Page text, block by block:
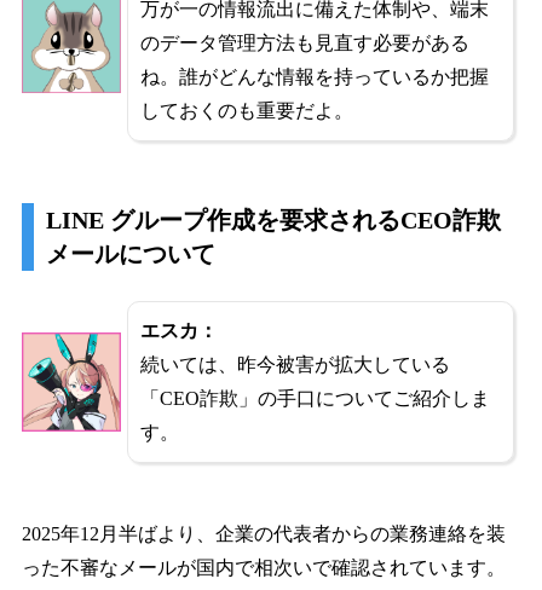
万が一の情報流出に備えた体制や、端末
のデータ管理方法も見直す必要がある
ね。誰がどんな情報を持っているか把握
しておくのも重要だよ。
LINE グループ作成を要求されるCEO詐欺
メールについて
エスカ：
続いては、昨今被害が拡大している
「CEO詐欺」の手口についてご紹介しま
す。
2025年12月半ばより、企業の代表者からの業務連絡を装
った不審なメールが国内で相次いで確認されています。